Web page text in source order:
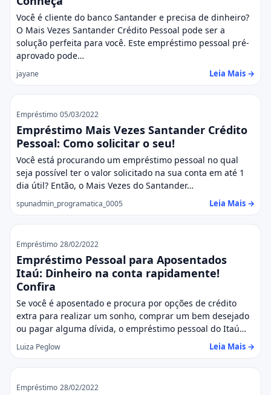
Você é cliente do banco Santander e precisa de dinheiro?
O Mais Vezes Santander Crédito Pessoal pode ser a
solução perfeita para você. Este empréstimo pessoal pré-
aprovado pode…
jayane Leia Mais →
Empréstimo 05/03/2022
Empréstimo Mais Vezes Santander Crédito
Pessoal: Como solicitar o seu!
Você está procurando um empréstimo pessoal no qual
seja possível ter o valor solicitado na sua conta em até 1
dia útil? Então, o Mais Vezes do Santander…
spunadmin_programatica_0005 Leia Mais →
Empréstimo 28/02/2022
Empréstimo Pessoal para Aposentados
Itaú: Dinheiro na conta rapidamente!
Confira
Se você é aposentado e procura por opções de crédito
extra para realizar um sonho, comprar um bem desejado
ou pagar alguma dívida, o empréstimo pessoal do Itaú…
Luiza Peglow Leia Mais →
Empréstimo 28/02/2022